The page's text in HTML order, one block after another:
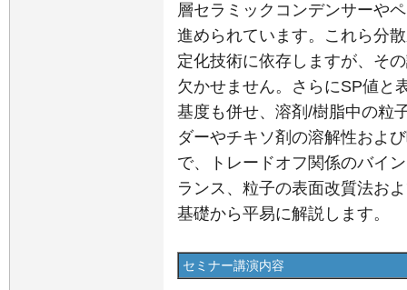
層セラミックコンデンサーや
進められています。これら分
定化技術に依存しますが、そ
欠かせません。さらにSP値と
基度も併せ、溶剤/樹脂中の粒
ダーやチキソ剤の溶解性およ
で、トレードオフ関係のバイ
ランス、粒子の表面改質法お
基礎から平易に解説します。
セミナー講演内容